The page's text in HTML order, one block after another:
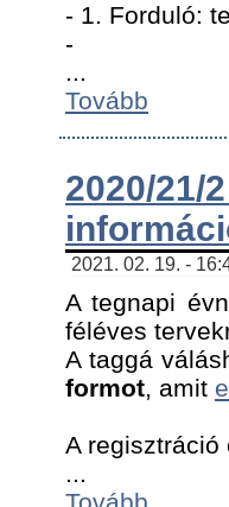
- 1. Forduló:
-
...
Tovább
2020/
2021. 02. 19. -
A tegnapi
féléves
A taggá
formot, amit
A
...